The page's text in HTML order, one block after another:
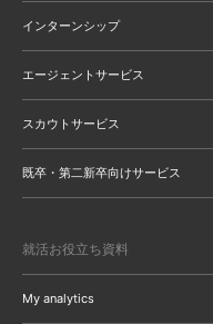
インターンシップ
エージェントサービス
スカウトサービス
既卒・第二新卒向けサービス
就活お役立ち資料
My analytics